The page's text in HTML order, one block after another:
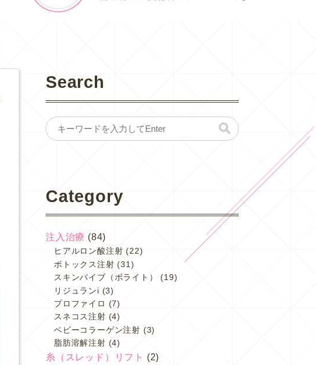
Search
Category
注入治療 (84)
ヒアルロン酸注射 (22)
ボトックス注射 (31)
スキンバイブ（ボライト）
(19)
リジュランi (3)
プロファイロ (7)
スネコス注射 (4)
ベビーコラーゲン注射 (3)
脂肪溶解注射 (4)
糸（スレッド）リフト
(2)